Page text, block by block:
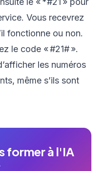
Vous recevrez
fonctionne ou non.
le code « #21# ».
les numéros
même s’ils sont
former à l'IA